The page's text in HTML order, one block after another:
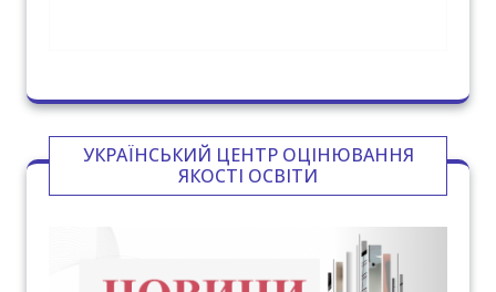
УКРАЇНСЬКИЙ ЦЕНТР ОЦІНЮВАННЯ
ЯКОСТІ ОСВІТИ